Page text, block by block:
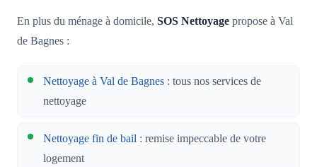
En plus du ménage à domicile, SOS Nettoyage propose à Val
de Bagnes :
Nettoyage à Val de Bagnes : tous nos services de
nettoyage
Nettoyage fin de bail : remise impeccable de votre
logement